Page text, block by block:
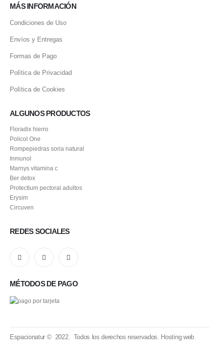
MÁS INFORMACIÓN
Condiciones de Uso
Envíos y Entregas
Formas de Pago
Política de Privacidad
Política de Cookies
ALGUNOS PRODUCTOS
Floradix hierro
Policol One
Rompepiedras soria natural
Inmunol
Marnys vitamina c
Ber detox
Protectium pectoral adultos
Erysim
Circuven
REDES SOCIALES
MÉTODOS DE PAGO
Espacionatur © 2022. Todos los derechos reservados. Hosting web